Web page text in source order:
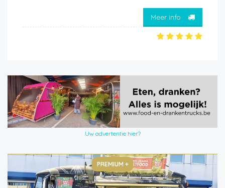
Meer info
Uw advertentie hier?
PREMIUM +